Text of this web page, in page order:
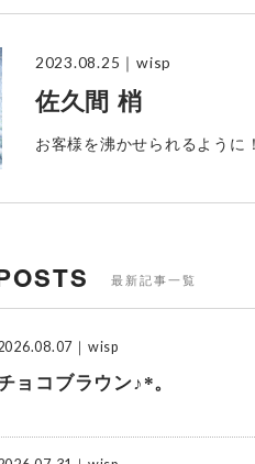
2023.08.25 ｜wisp
佐久間 梢
お客様を沸かせられるように
最新記事一覧
｜wisp
ョコブラウン♪*。